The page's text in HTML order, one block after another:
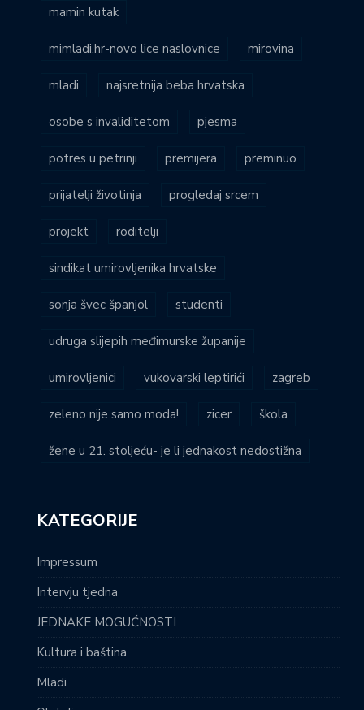
mamin kutak
mimladi.hr-novo lice naslovnice mirovina
mladi najsretnija beba hrvatska
osobe s invaliditetom pjesma
potres u petrinji premijera preminuo
prijatelji životinja progledaj srcem
projekt roditelji
sindikat umirovljenika hrvatske
sonja švec španjol studenti
udruga slijepih međimurske županije
umirovljenici vukovarski leptirići zagreb
zeleno nije samo moda! zicer škola
žene u 21. stoljeću- je li jednakost nedostižna
KATEGORIJE
Impressum
Intervju tjedna
JEDNAKE MOGUĆNOSTI
Kultura i baština
Mladi